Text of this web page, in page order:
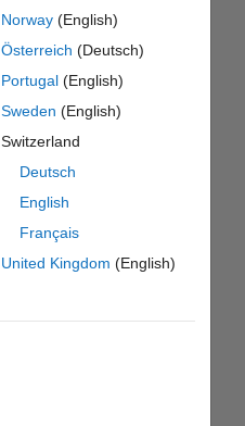
Norway(English)
Österreich (Deutsch)
Portugal(English)
Sweden (English)
Switzerland
Deutsch
English
Français
United Kingdom (English)